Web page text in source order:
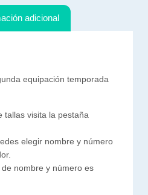
adicional
equipación temporada
tallas visita la pestaña
elegir nombre y número
nombre y número es